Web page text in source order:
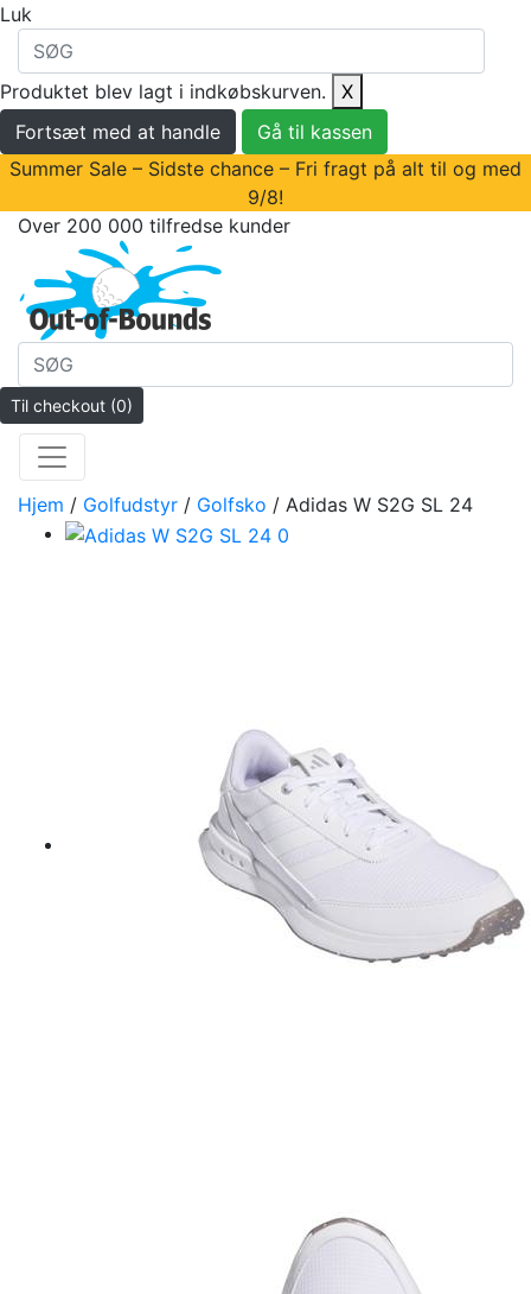
Luk
Produktet blev lagt i indkøbskurven.
X
Fortsæt med at handle
Gå til kassen
Summer Sale – Sidste chance – Fri fragt på alt til og med
9/8!
Over 200 000 tilfredse kunder
Til checkout (0)
Hjem / Golfudstyr / Golfsko / Adidas W S2G SL 24